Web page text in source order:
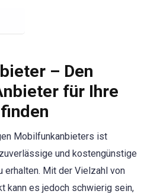
– Den
für Ihre
Mobilfunkanbieters ist
und kostengünstige
erhalten. Mit der Vielzahl von
kann es jedoch schwierig sein,